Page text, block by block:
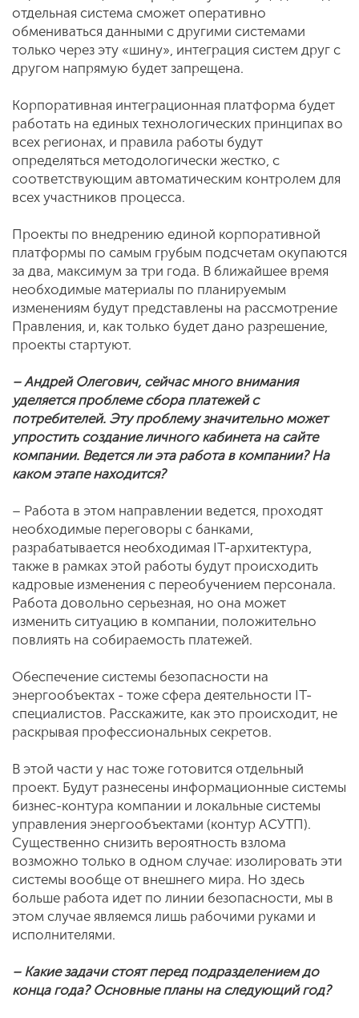
отдельная система сможет оперативно
обмениваться данными с другими системами
только через эту «шину», интеграция систем друг с
другом напрямую будет запрещена.
Корпоративная интеграционная платформа будет
работать на единых технологических принципах во
всех регионах, и правила работы будут
определяться методологически жестко, с
соответствующим автоматическим контролем для
всех участников процесса.
Проекты по внедрению единой корпоративной
платформы по самым грубым подсчетам окупаются
за два, максимум за три года. В ближайшее время
необходимые материалы по планируемым
изменениям будут представлены на рассмотрение
Правления, и, как только будет дано разрешение,
проекты стартуют.
– Андрей Олегович, сейчас много внимания
уделяется проблеме сбора платежей с
потребителей. Эту проблему значительно может
упростить создание личного кабинета на сайте
компании. Ведется ли эта работа в компании? На
каком этапе находится?
– Работа в этом направлении ведется, проходят
необходимые переговоры с банками,
разрабатывается необходимая IT-архитектура,
также в рамках этой работы будут происходить
кадровые изменения с переобучением персонала.
Работа довольно серьезная, но она может
изменить ситуацию в компании, положительно
повлиять на собираемость платежей.
Обеспечение системы безопасности на
энергообъектах - тоже сфера деятельности IT-
специалистов. Расскажите, как это происходит, не
раскрывая профессиональных секретов.
В этой части у нас тоже готовится отдельный
проект. Будут разнесены информационные системы
бизнес-контура компании и локальные системы
управления энергообъектами (контур АСУТП).
Существенно снизить вероятность взлома
возможно только в одном случае: изолировать эти
системы вообще от внешнего мира. Но здесь
больше работа идет по линии безопасности, мы в
этом случае являемся лишь рабочими руками и
исполнителями.
– Какие задачи стоят перед подразделением до
конца года? Основные планы на следующий год?